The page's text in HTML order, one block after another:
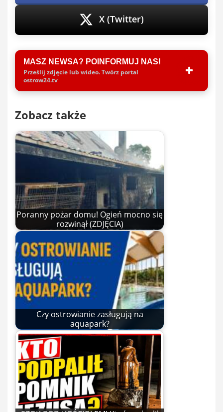
X (Twitter)
MASZ NEWSA? POINFORMUJ NAS!
Prześlij zdjęcie lub wideo. Twórz portal
ostrow24.tv
Zobacz także
Poranny pożar domu! Ogień mocno się
rozwinął (ZDJĘCIA)
Czy ostrowianie zasługują na
aquapark?